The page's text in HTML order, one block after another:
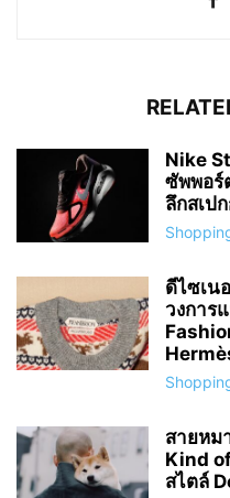
Nike
ซัพพอร์
ลึกสเป
ดีไซเน
วงการ
สายหม
Kind
สไตล์